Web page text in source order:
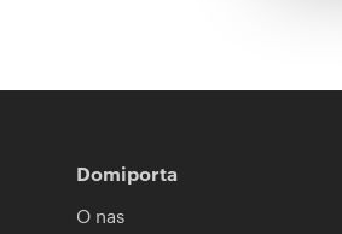
Domiporta
O nas